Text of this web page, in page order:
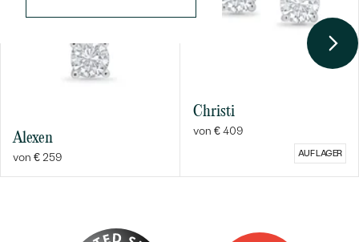
Alexen
von € 259
Christi
von € 409
AUF LAGER